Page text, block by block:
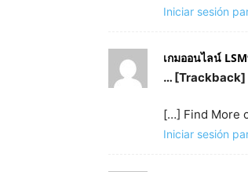
Iniciar sesión
เกมออนไลน์
… [Trackback]
[…] Find More
Iniciar sesión